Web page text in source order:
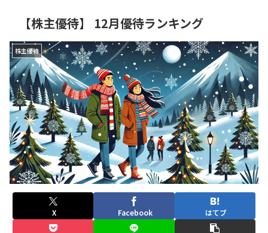
【株主優待】 12月優待ランキング
株主優待
X Facebook はてブ